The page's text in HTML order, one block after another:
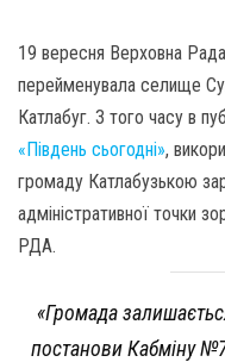
19 вересня Верховна
перейменувала селище
Катлабуг. З того часу в
«Південь сьогодні»,
громаду Катлабузькою
адміністративної точки
РДА.
«Громада
постанови Кабміну